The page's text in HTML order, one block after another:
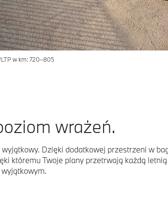
w km: 720–805
wrażeń.
Dzięki dodatkowej przestrzeni w
któremu Twoje plany przetrwają każdą
wyjątkowym.